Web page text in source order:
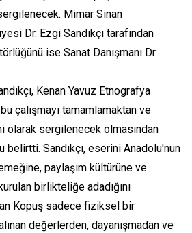
Mimar Sinan
Dr. Ezgi Sandıkçı tarafından
ise Sanat Danışmanı Dr.
Kenan Yavuz Etnografya
çalışmayı tamamlamaktan ve
olarak sergilenecek olmasından
belirtti. Sandıkçı, eserini Anadolu'nun
paylaşım kültürüne ve
birlikteliğe adadığını
Kopuş sadece fiziksel bir
değerlerden, dayanışmadan ve